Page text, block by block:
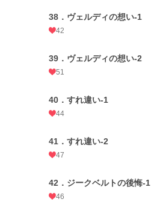
38．ヴェルディの想い-1
42
39．ヴェルディの想い-2
51
40．すれ違い-1
44
41．すれ違い-2
47
42．ジークベルトの後悔-1
46